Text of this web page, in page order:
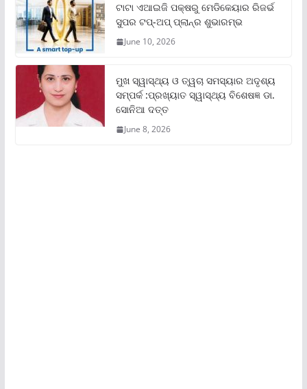
ଟାଟା ଏଆଇଜି ପକ୍ଷରୁ ମେଡିକେୟାର ରିଜର୍ଭ
ସୁପର ଟପ୍‌-ଅପ୍ ପ୍ଲାନ୍‌ର ଶୁଭାରମ୍ଭ
June 10, 2026
ମୁଖ ସ୍ୱାସ୍ଥ୍ୟ ଓ ତ୍ୱଚା ସମସ୍ୟାର ଅଦୃଶ୍ୟ
ସମ୍ପର୍କ :ପ୍ରଖ୍ୟାତ ସ୍ୱାସ୍ଥ୍ୟ ବିଶେଷଜ୍ଞ ଡା.
ସୋନିଆ ଦତ୍ତ
June 8, 2026